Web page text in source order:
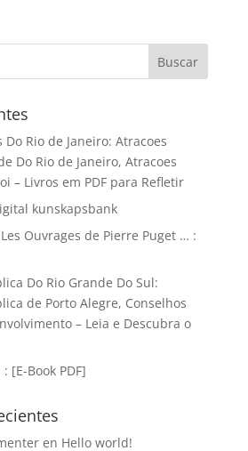
Rio de Janeiro: Atracoes
Do Rio de Janeiro, Atracoes
– Livros em PDF para Refletir
kunskapsbank
Ouvrages de Pierre Puget … :
Do Rio Grande Do Sul:
de Porto Alegre, Conselhos
– Leia e Descubra o
[E-Book PDF]
en Hello world!